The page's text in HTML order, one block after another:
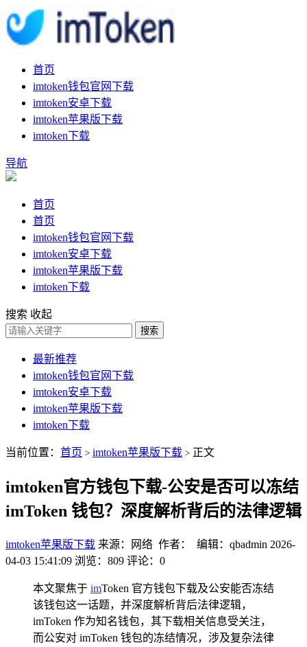
首页
imtoken钱包官网下载
imtoken安卓下载
imtoken苹果版下载
imtoken下载
导航
首页
首页
imtoken钱包官网下载
imtoken安卓下载
imtoken苹果版下载
imtoken下载
搜索 收起
搜索
最新推荐
imtoken钱包官网下载
imtoken安卓下载
imtoken苹果版下载
imtoken下载
当前位置： 首页 > imtoken苹果版下载 > 正文
imtoken官方钱包下载-公安是否可以冻结
imToken 钱包？深度解析背后的法律逻辑
imtoken苹果版下载 来源：网络 作者： 编辑：qbadmin 2026-
04-03 15:41:09 浏览：809 评论：0
本文聚焦于 imToken 官方钱包下载及公安能否冻结
该钱包这一话题，并深度解析背后法律逻辑，
imToken 作为知名钱包，其下载相关信息受关注，
而公安对 imToken 钱包的冻结情况，涉及复杂法律